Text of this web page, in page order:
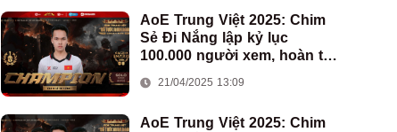
AoE Trung Việt 2025: Chim
Sẻ Đi Nắng lập kỷ lục
100.000 người xem, hoàn tất
Việt Nam
21/04/2025 13:09
AoE Trung Việt 2025: Chim